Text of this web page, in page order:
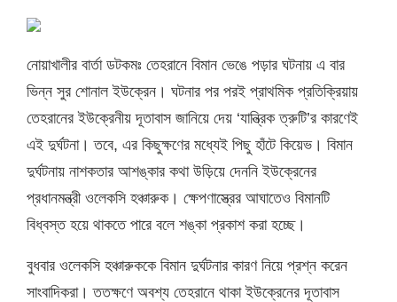
নোয়াখালীর বার্তা ডটকমঃ তেহরানে বিমান ভেঙে পড়ার ঘটনায় এ বার
ভিন্ন সুর শোনাল ইউক্রেন। ঘটনার পর পরই প্রাথমিক প্রতিক্রিয়ায়
তেহরানের ইউক্রেনীয় দূতাবাস জানিয়ে দেয় ‘যান্ত্রিক ত্রুটি’র কারণেই
এই দুর্ঘটনা। তবে, এর কিছুক্ষণের মধ্যেই পিছু হাঁটে কিয়েভ। বিমান
দুর্ঘটনায় নাশকতার আশঙ্কার কথা উড়িয়ে দেননি ইউক্রেনের
প্রধানমন্ত্রী ওলেকসি হঞ্চারুক। ক্ষেপণাস্ত্রের আঘাতেও বিমানটি
বিধ্বস্ত হয়ে থাকতে পারে বলে শঙ্কা প্রকাশ করা হচ্ছে।
বুধবার ওলেকসি হঞ্চারুককে বিমান দুর্ঘটনার কারণ নিয়ে প্রশ্ন করেন
সাংবাদিকরা। ততক্ষণে অবশ্য তেহরানে থাকা ইউক্রেনের দূতাবাস